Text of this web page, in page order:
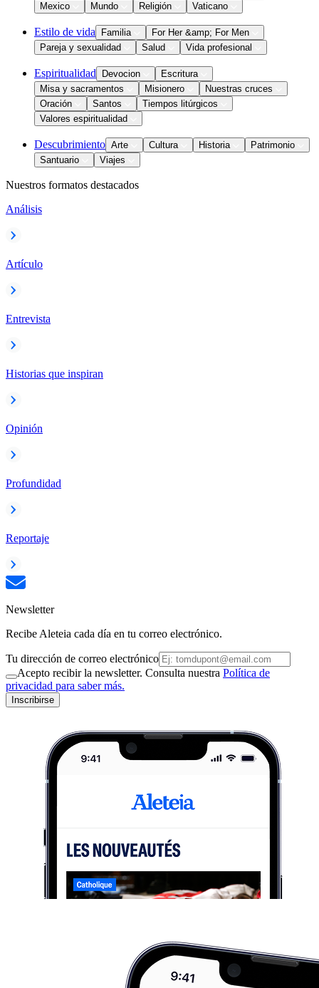
Mexico
Mundo Religión Vaticano
Estilo de vida Familia
For Her &amp; For Men
Pareja y sexualidad
Salud Vida profesional
Espiritualidad Devocion
Escritura
Misa y sacramentos
Misionero
Nuestras cruces
Oración
Santos
Tiempos litúrgicos
Valores espiritualidad
Descubrimiento Arte Cultura Historia
Patrimonio
Santuario
Viajes
Nuestros formatos destacados
Análisis
Artículo
Entrevista
Historias que inspiran
Opinión
Profundidad
Reportaje
Newsletter
Recibe Aleteia cada día en tu correo electrónico.
Tu dirección de correo electrónico
Acepto recibir la newsletter. Consulta nuestra Política de
privacidad para saber más.
Inscribirse